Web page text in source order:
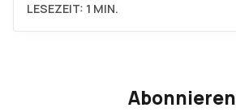
LESEZEIT: 1 MIN.
Abonnieren